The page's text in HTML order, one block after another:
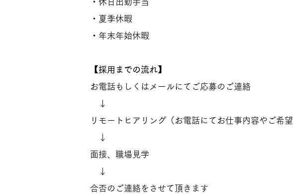
​・休日出勤手当
・夏季休暇
・年末年始休暇
【採用までの流れ】
お電話もしくはメールにてご応募のご連絡
↓
リモートヒアリング（お電話にてお仕事内容やご希
↓
面接、職場見学
↓
合否のご連絡をさせて頂きます